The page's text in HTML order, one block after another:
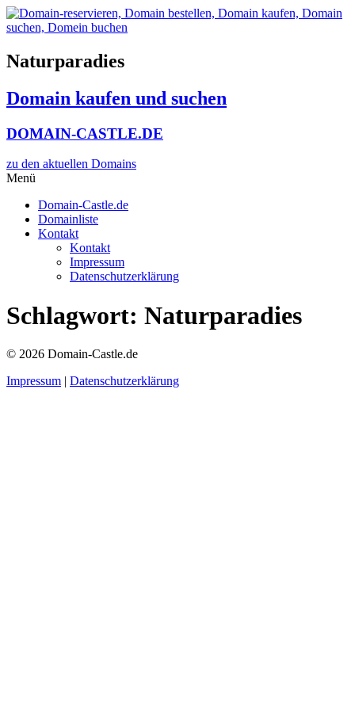
Zum
Inhalt
Naturparadies
Domain kaufen und suchen
DOMAIN-CASTLE.DE
zu den aktuellen Domains​
Menü
Domain-Castle.de
Domainliste
Kontakt
Kontakt
Impressum
Datenschutzerklärung
Schlagwort: Naturparadies
© 2026 Domain-Castle.de
Impressum | Datenschutzerklärung